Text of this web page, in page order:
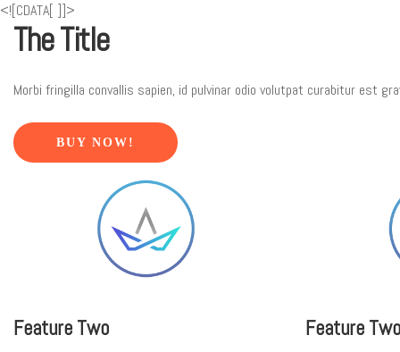
<![CDATA[
The Title
Morbi fringilla convallis sapien, id pulvinar odio volutpat curabitur est
BUY NOW!
Feature Two Feature Two
]]>